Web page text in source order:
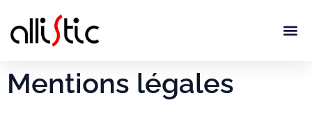
Mentions légales